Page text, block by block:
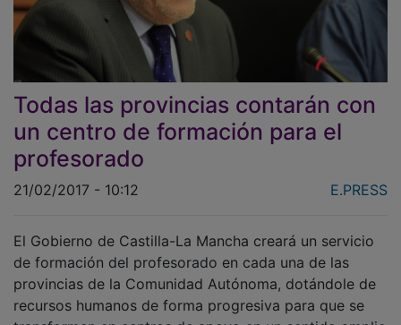
Todas las provincias contarán con
un centro de formación para el
profesorado
21/02/2017 - 10:12
de formación del profesorado en cada una de las
provincias de la Comunidad Autónoma, dotándole de
recursos humanos de forma progresiva para que se
transformen en centros de apoyo en un sentido amplio